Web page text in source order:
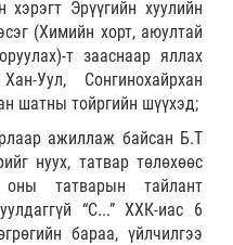
хэрэгт Эрүүгийн хуулийн
(Химийн хорт, аюултай
т зааснаар яллах
Уул, Сонгинохайрхан
шатны тойргийн шүүхэд;
ажиллаж байсан Б.Т
нуух, татвар төлөхөөс
оны татварын тайлант
“С...” ХХК-иас 6
бараа, үйлчилгээ